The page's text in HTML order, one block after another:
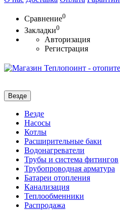
Сравнение0
Закладки0
Авторизация
Регистрация
Везде
Везде
Насосы
Котлы
Расширительные баки
Водонагреватели
Трубы и система фитингов
Трубопроводная арматура
Батареи отопления
Канализация
Теплообменники
Распродажа